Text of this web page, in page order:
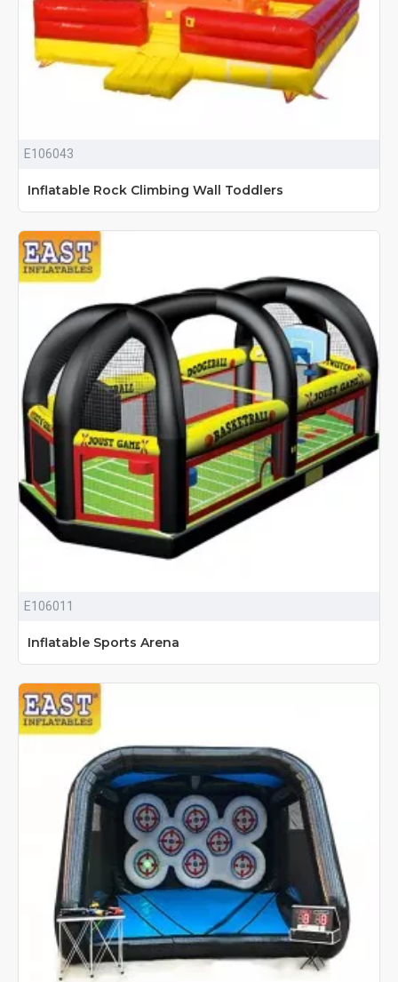
E106043
Inflatable Rock Climbing Wall Toddlers
E106011
Inflatable Sports Arena